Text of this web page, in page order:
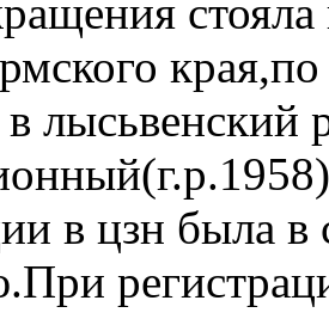
в лысьвенский
в цзн была